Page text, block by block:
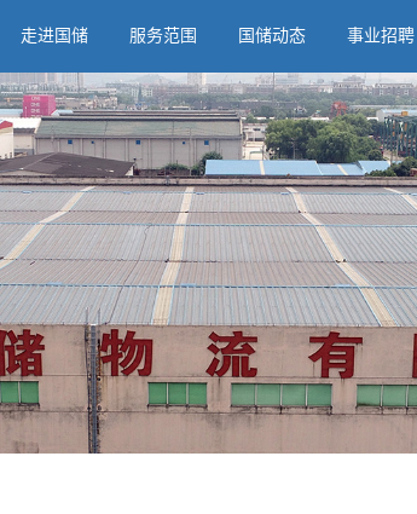
走进国储 服务范围 国储动态 事业招聘